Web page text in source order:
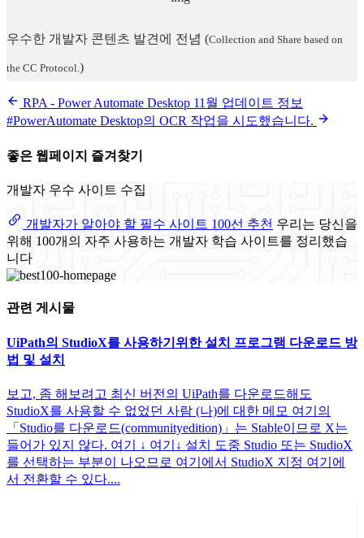
우수한 개발자 콘텐츠 발견에 전념 (Collection and Share based on
the CC Protocol.)
RPA - Power Automate Desktop 11월 업데이트 정보
#PowerAutomate Desktop의 OCR 작업을 시도했습니다.
좋은 웹페이지 즐겨찾기
개발자 우수 사이트 수집
개발자가 알아야 할 필수 사이트 100선 추천 우리는 당신을
위해 100개의 자주 사용하는 개발자 학습 사이트를 정리했습
니다
관련 게시물
UiPath의 StudioX를 사용하기위한 설치 프로그램 다운로드 방
법 및 설치
보고, 좀 해보려고 최신 버전의 UiPath를 다운로드해도
StudioX를 사용할 수 없었던 사람 (나)에 대한 메모 여기의
「Studio를 다운로드(communityedition)」는 Stable이므로 X는
들어가 있지 않다. 여기 ↓ 여기↓ 설치 도중 Studio 또는 StudioX
를 선택하는 부분이 나오므로 여기에서 StudioX 지정 여기에
서 전환할 수 있다....